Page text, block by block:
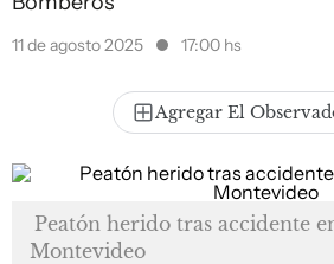
11 de agosto 2025 17:00 hs
Agregar El
Peatón herido tras accidente
Montevideo